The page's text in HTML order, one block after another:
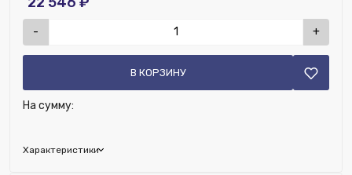
Характеристики
- +
В КОРЗИНУ
На сумму: